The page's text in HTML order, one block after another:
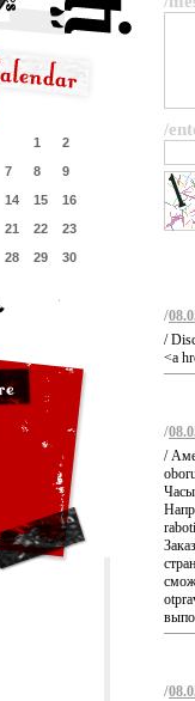
1
2
7 8
9
14 15
16
21 22
23
28 29
30
/
/
/
<a
/
/
/